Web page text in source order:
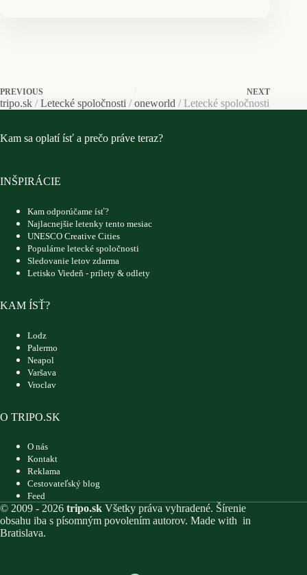
PREVIOUS NEXT
tripo.sk /Letecké spoločnosti /oneworld / Letecké spoločnosti
Kam sa oplatí ísť a prečo práve teraz?
INŠPIRÁCIE
Kam odporúčame ísť?
Najlacnejšie letenky tento mesiac
UNESCO Creative Cities
Populárne letecké spoločnosti
Sledovanie letov zdarma
Letisko Viedeň - prílety & odlety
KAM ÍSŤ?
Lodz
Palermo
Neapol
Varšava
Vroclav
O TRIPO.SK
O nás
Kontakt
Reklama
Cestovateľský blog
Feed
© 2009 - 2026 tripo.sk Všetky práva vyhradené. Šírenie
obsahu iba s písomným povolením autorov. Made with in
Bratislava.